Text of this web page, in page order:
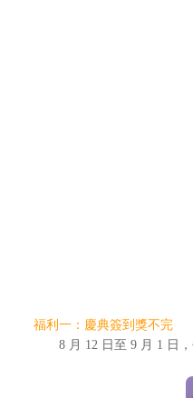
福利一：慶典簽到獎不完
8 月 12 日至 9 月 1 日，